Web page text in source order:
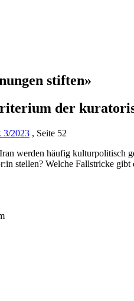
stiften»
der
3/2023 , Seite 52
werden häufig kulturpolitisch
stellen? Welche Fallstricke